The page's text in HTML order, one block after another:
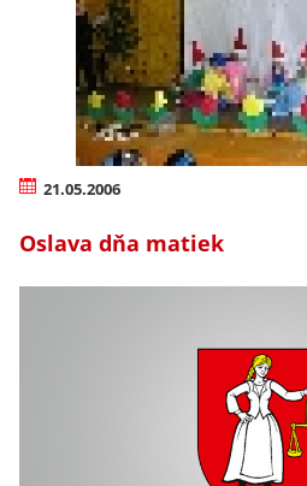
21.05.2006
Oslava dňa matiek